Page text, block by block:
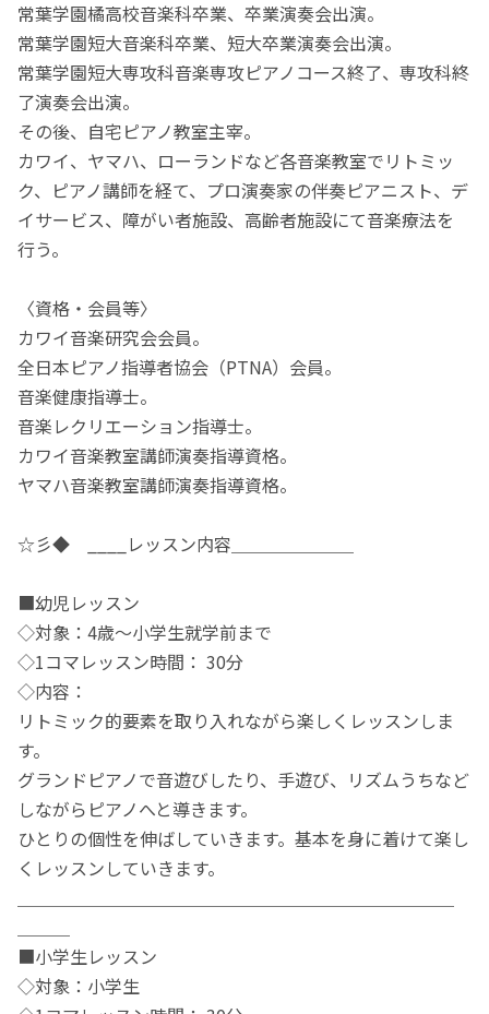
常葉学園橘高校音楽科卒業、卒業演奏会出演。
常葉学園短大音楽科卒業、短大卒業演奏会出演。
常葉学園短大専攻科音楽専攻ピアノコース終了、専攻科終
了演奏会出演。
その後、自宅ピアノ教室主宰。
カワイ、ヤマハ、ローランドなど各音楽教室でリトミッ
ク、ピアノ講師を経て、プロ演奏家の伴奏ピアニスト、デ
イサービス、障がい者施設、高齢者施設にて音楽療法を
行う。
〈資格・会員等〉
カワイ音楽研究会会員。
全日本ピアノ指導者協会（PTNA）会員。
音楽健康指導士。
音楽レクリエーション指導士。
カワイ音楽教室講師演奏指導資格。
ヤマハ音楽教室講師演奏指導資格。
☆彡◆ ____レッスン内容＿＿＿＿＿＿＿
■幼児レッスン
◇対象：4歳～小学生就学前まで
◇1コマレッスン時間： 30分
◇内容：
リトミック的要素を取り入れながら楽しくレッスンしま
す。
グランドピアノで音遊びしたり、手遊び、リズムうちなど
しながらピアノへと導きます。
ひとりの個性を伸ばしていきます。基本を身に着けて楽し
くレッスンしていきます。
■小学生レッスン
◇対象：小学生